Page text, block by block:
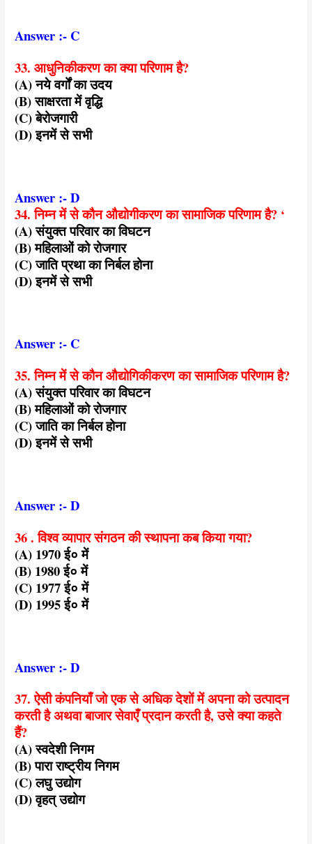
Answer :- C
33. आधुनिकीकरण का क्या परिणाम है?
(A) नये वर्गों का उदय
(B) साक्षरता में वृद्धि
(C) बेरोजगारी
(D) इनमें से सभी
Answer :- D
34. निम्न में से कौन औद्योगीकरण का सामाजिक परिणाम है? ‘
(A) संयुक्त परिवार का विघटन
(B) महिलाओं को रोजगार
(C) जाति प्रथा का निर्बल होना
(D) इनमें से सभी
Answer :- C
35. निम्न में से कौन औद्योगिकीकरण का सामाजिक परिणाम है?
(A) संयुक्त परिवार का विघटन
(B) महिलाओं को रोजगार
(C) जाति का निर्बल होना
(D) इनमें से सभी
Answer :- D
36 . विश्व व्यापार संगठन की स्थापना कब किया गया?
(A) 1970 ई० में
(B) 1980 ई० में
(C) 1977 ई० में
(D) 1995 ई० में
Answer :- D
37. ऐसी कंपनियाँ जो एक से अधिक देशों में अपना को उत्पादन
करती है अथवा बाजार सेवाएँ प्रदान करती है, उसे क्या कहते
हैं?
(A) स्वदेशी निगम
(B) पारा राष्ट्रीय निगम
(C) लघु उद्योग
(D) वृहत् उद्योग